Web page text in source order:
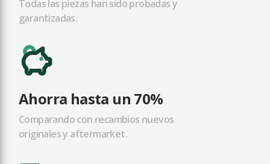
Todas las piezas han sido probadas y
garantizadas.
Ahorra hasta un 70%
Comparando con recambios nuevos
originales y aftermarket.